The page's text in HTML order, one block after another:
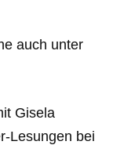
auch unter
Gisela
Lesungen bei